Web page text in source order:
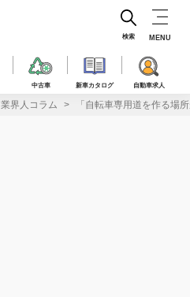
中古車 新車カタログ 自動車求人
検索 MENU
業界人コラム 「自転車専用道を作る場